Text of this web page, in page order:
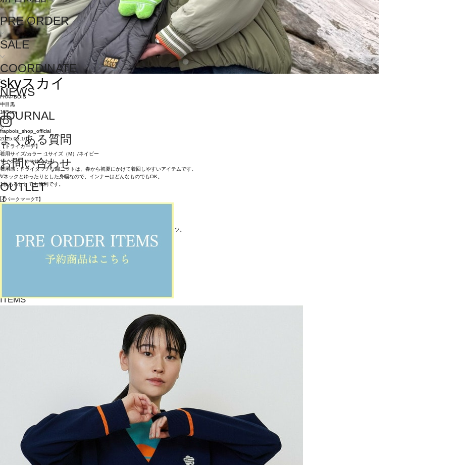
PRE ORDER
SALE
COORDINATE
NEWS
JOURNAL
よくある質問
お問い合わせ
OUTLET
skyスカイ
FRAPBOIS
中目黒
155cm
frapbois_shop_official
2025.03.10
【ドライカーデ】
着用サイズ/カラー :1サイズ（M）/ネイビー
サイズ感 : ややゆったり
着用感 : ドライタッチな綿ニットは、春から初夏にかけて着回しやすいアイテムです。
Vネックとゆったりとした身幅なので、インナーはどんなものでもOK。
1枚あるととても便利です。
【パークマークT】
一枚で着ても、羽織り物のインナーにしても使いやすいフラボアの半袖Tシャツ。
パーキーのシリーズは色違いで何枚も欲しくなります。
着用サイズ/カラー :1サイズ（M）/グリーン
ITEMS